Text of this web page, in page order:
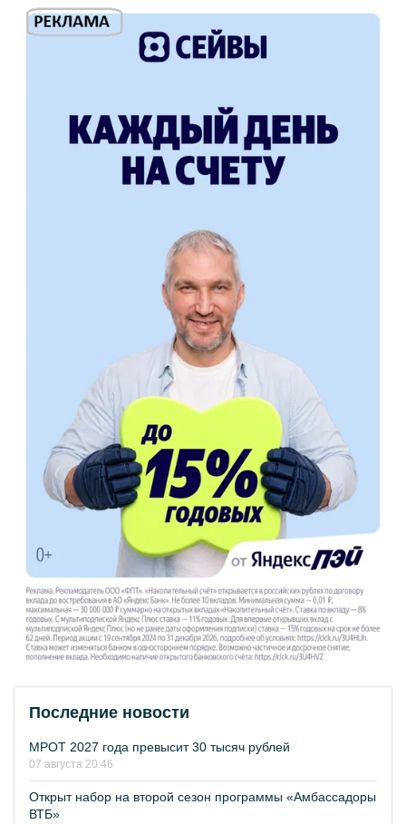
Последние новости
МРОТ 2027 года превысит 30 тысяч рублей
07 августа 20:46
Открыт набор на второй сезон программы «Амбассадоры
ВТБ»